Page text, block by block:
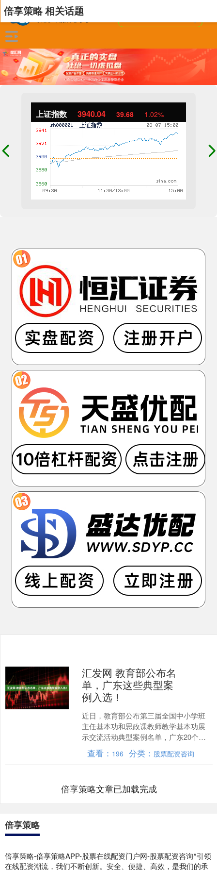
上证指数 3940.04 39.68 1.02%
倍享策略 相关话题
汇发网 教育部公布名
单，广东这些典型案
例入选！
近日，教育部公布第三届全国中小学班
主任基本功和思政课教师教学基本功展
示交流活动典型案例名单，广东20个典
型案例上榜。 教育部表示，第三届基本
功展示交流活动坚持正....
查看： 196 分类： 股票配资咨询
倍享策略文章已加载完成
倍享策略
倍享策略-倍享策略APP-股票在线配资门户网-股票配资咨询^引领
在线配资潮流，我们不断创新。安全、便捷、高效，是我们的承